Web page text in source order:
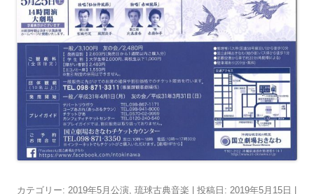
カテゴリー: 2019年5月公演, 琉球古典音楽 | 投稿日: 2019年5月15日